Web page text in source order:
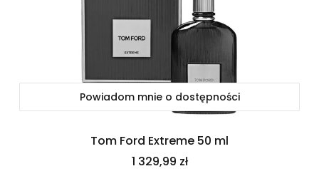
Powiadom mnie o dostępności
Tom Ford Extreme 50 ml
Cena
1 329,99 zł